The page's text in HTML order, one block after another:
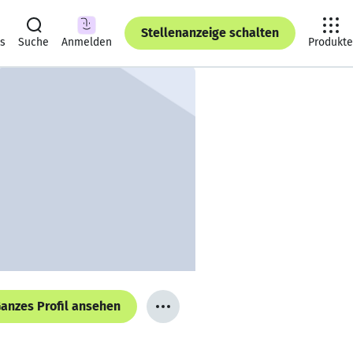
Suche Anmelden
Stellenanzeige schalten
Produkte
Profil ansehen